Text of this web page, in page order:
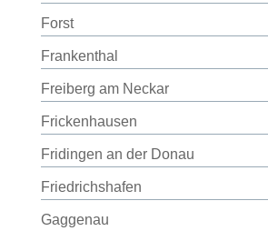
Forst
Frankenthal
Freiberg am Neckar
Frickenhausen
Fridingen an der Donau
Friedrichshafen
Gaggenau